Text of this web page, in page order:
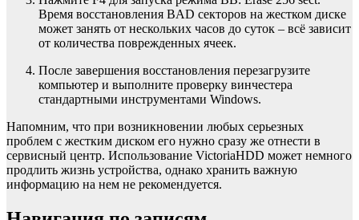
Время восстановления BAD секторов на жестком диске
может занять от нескольких часов до суток – всё зависит
от количества поврежденных ячеек.
После завершения восстановления перезагрузите
компьютер и выполните проверку винчестера
стандартными инструментами Windows.
Напомним, что при возникновении любых серьезных
проблем с жестким диском его нужно сразу же отнести в
сервисный центр. Использование VictoriaHDD может немного
продлить жизнь устройства, однако хранить важную
информацию на нем не рекомендуется.